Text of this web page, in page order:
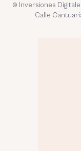
© Inversiones
Calle